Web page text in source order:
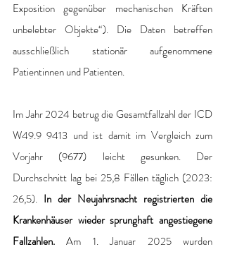
Exposition gegenüber mechanischen Kräften
unbelebter Objekte“). Die Daten betreffen
ausschließlich stationär aufgenommene
Patientinnen und Patienten.
Im Jahr 2024 betrug die Gesamtfallzahl der ICD
W49.9 9413 und ist damit im Vergleich zum
Vorjahr (9677) leicht gesunken. Der
Durchschnitt lag bei 25,8 Fällen täglich (2023:
26,5). In der Neujahrsnacht registrierten die
Krankenhäuser wieder sprunghaft angestiegene
Fallzahlen. Am 1. Januar 2025 wurden